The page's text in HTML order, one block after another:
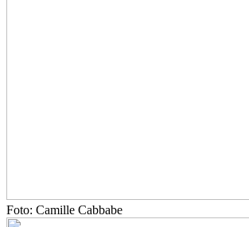
Foto: Camille Cabbabe